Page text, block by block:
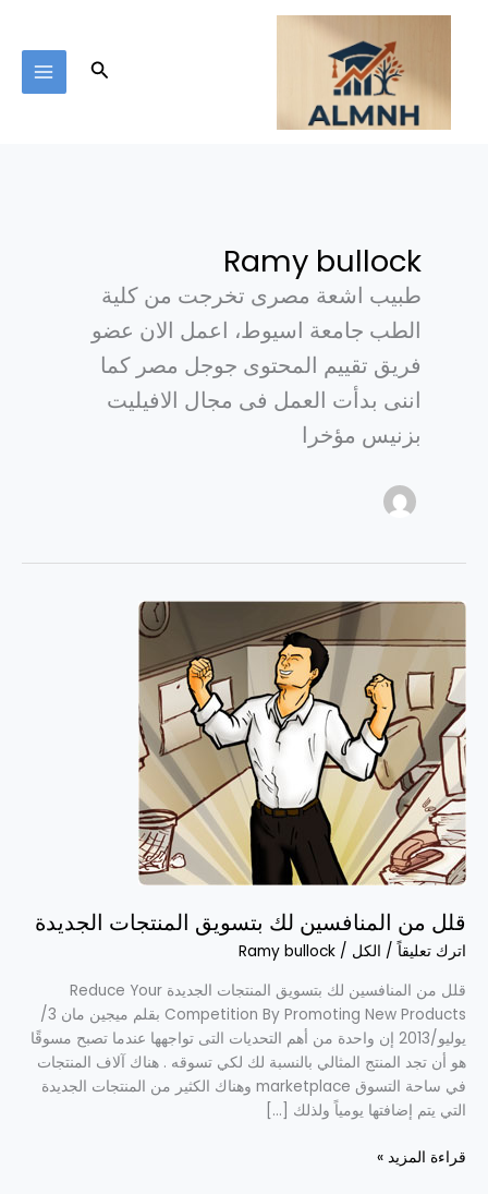
تخطي
البحث
Ramy bullock
طبيب اشعة مصرى تخرجت من كلية
الطب جامعة اسيوط، اعمل الان عضو
فريق تقييم المحتوى جوجل مصر كما
اننى بدأت العمل فى مجال الافيليت
بزنيس مؤخرا
قلل من المنافسين لك بتسويق المنتجات الجديدة
اترك تعليقاً / الكل /
Ramy bullock
قلل من المنافسين لك بتسويق المنتجات الجديدة Reduce Your
Competition By Promoting New Products بقلم ميجين مان 3/
يوليو/2013 إن واحدة من أهم التحديات التى تواجهها عندما تصبح مسوقًا
هو أن تجد المنتج المثالي بالنسبة لك لكي تسوقه . هناك آلاف المنتجات
في ساحة التسوق marketplace وهناك الكثير من المنتجات الجديدة
التي يتم إضافتها يومياً ولذلك […]
قلل
من
لك
بتسويق
المنتجات
الجديدة
قراءة المزيد »